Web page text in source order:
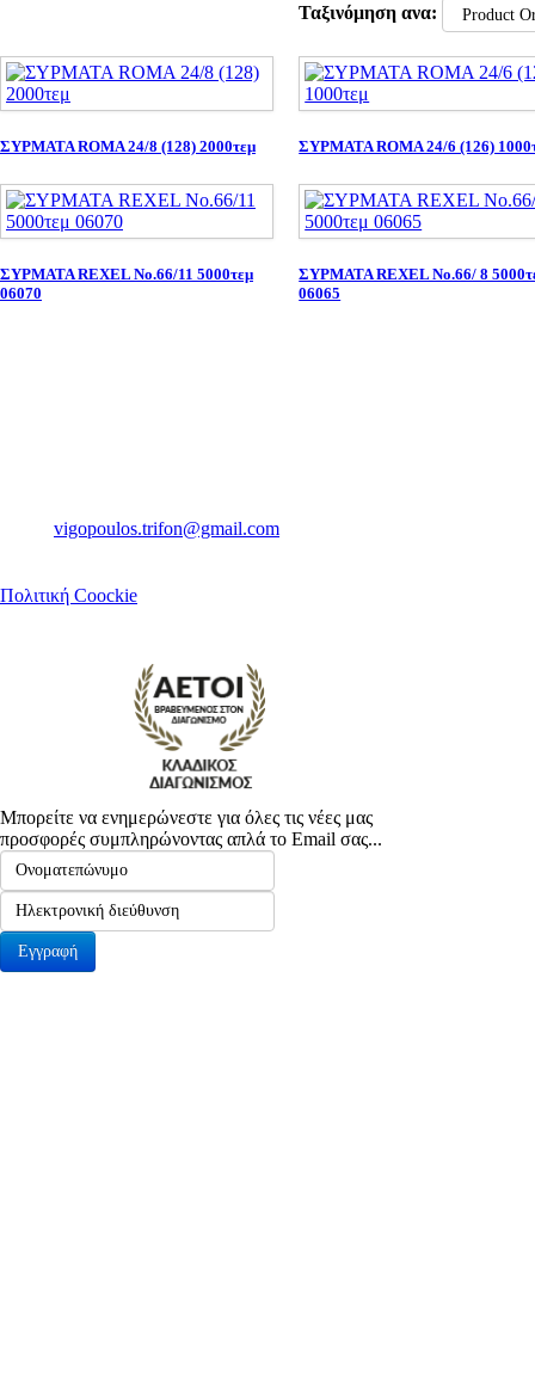
Ταξινόμηση ανα:
ΣΥΡΜΑΤΑ ROMA 24/8 (128) 2000τεμ ΣΥΡΜΑΤΑ ROMA 24/6 (126)
ΣΥΡΜΑΤΑ REXEL Νο.66/11 5000τεμ
06070
ΣΥΡΜΑΤΑ REXEL Νο.66/ 8
06065
vigopoulos.trifon@gmail.com
Πολιτική Coockie
Μπορείτε να ενημερώνεστε για όλες τις νέες μας
προσφορές συμπληρώνοντας απλά το Email σας...